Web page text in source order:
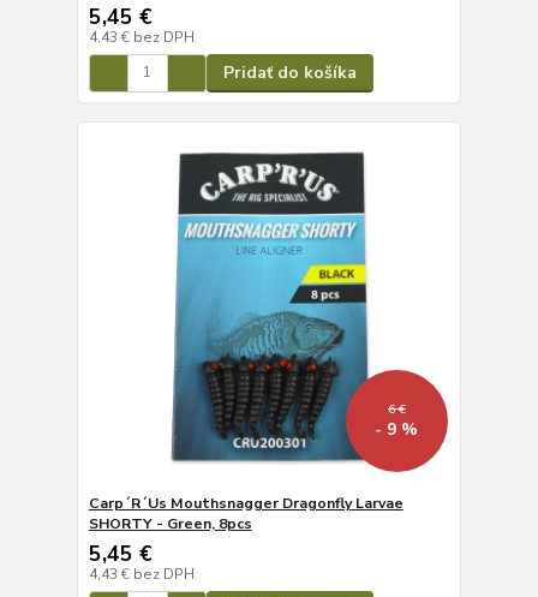
5,45 €
4,43 € bez DPH
Pridať do košíka
6 €
- 9 %
Carp´R´Us Mouthsnagger Dragonfly Larvae
SHORTY - Green, 8pcs
5,45 €
4,43 € bez DPH